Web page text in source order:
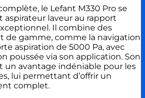
le Lefant M330 Pro se
aspirateur laveur au rapport
Il combine des
de gamme, comme la navigation
aspiration de 5000 Pa, avec
poussée via son application. Son
un avantage indéniable pour les
lui permettant d’offrir un
complet.